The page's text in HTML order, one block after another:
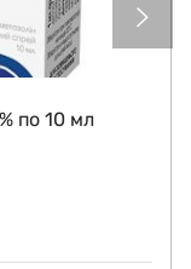
по 10 мл